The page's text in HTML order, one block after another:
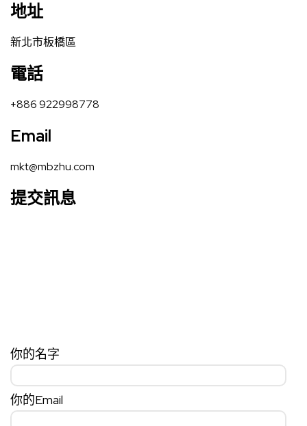
地址
新北市板橋區
電話
+886 922998778
Email
mkt@mbzhu.com
提交訊息
你的名字
你的Email